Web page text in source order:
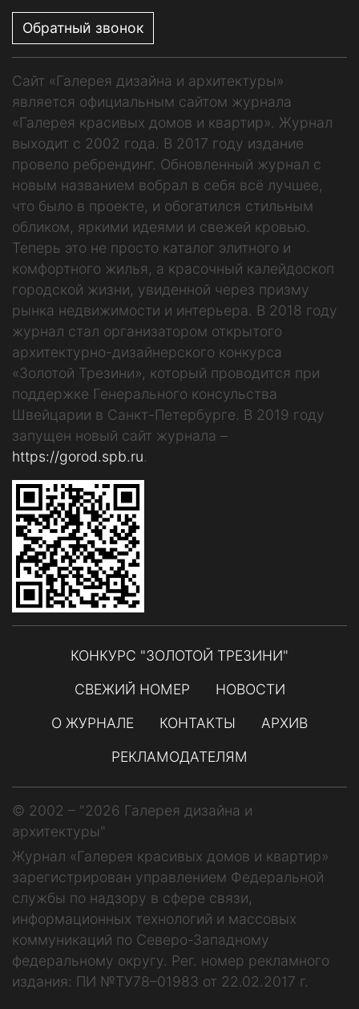
Обратный звонок
Сайт «Галерея дизайна и архитектуры»
является официальным сайтом журнала
«Галерея красивых домов и квартир». Журнал
выходит с 2002 года. В 2017 году издание
провело ребрендинг. Обновленный журнал с
новым названием вобрал в себя всё лучшее,
что было в проекте, и обогатился стильным
обликом, яркими идеями и свежей кровью.
Теперь это не просто каталог элитного и
комфортного жилья, а красочный калейдоскоп
городской жизни, увиденной через призму
рынка недвижимости и интерьера. В 2018 году
журнал стал организатором открытого
архитектурно-дизайнерского конкурса
«Золотой Трезини», который проводится при
поддержке Генерального консульства
Швейцарии в Санкт-Петербурге. В 2019 году
запущен новый сайт журнала –
https://gorod.spb.ru.
КОНКУРС "ЗОЛОТОЙ ТРЕЗИНИ"
СВЕЖИЙ НОМЕР
НОВОСТИ
О ЖУРНАЛЕ
КОНТАКТЫ
АРХИВ
РЕКЛАМОДАТЕЛЯМ
© 2002 – "2026 Галерея дизайна и
архитектуры"
Журнал «Галерея красивых домов и квартир»
зарегистрирован управлением Федеральной
службы по надзору в сфере связи,
информационных технологий и массовых
коммуникаций по Северо-Западному
федеральному округу. Рег. номер рекламного
издания: ПИ №ТУ78–01983 от 22.02.2017 г.